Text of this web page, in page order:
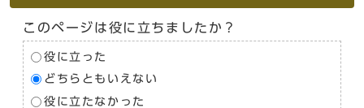
このページは役に立ちましたか？
役に立った
どちらともいえない
役に立たなかった